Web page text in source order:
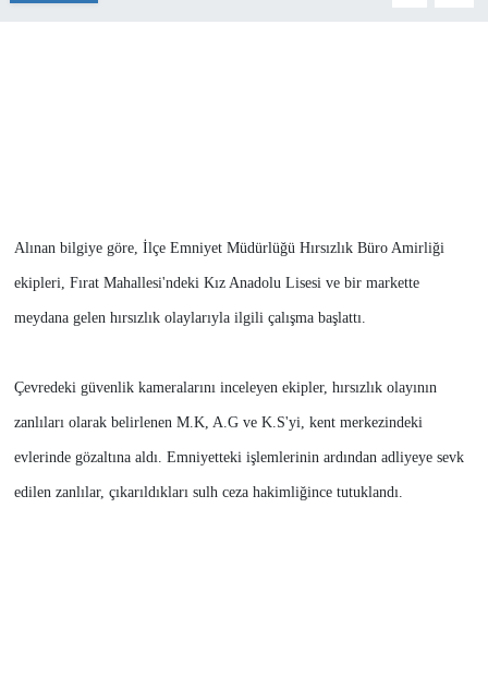
Alınan bilgiye göre, İlçe Emniyet Müdürlüğü Hırsızlık Büro Amirliği
ekipleri, Fırat Mahallesi'ndeki Kız Anadolu Lisesi ve bir markette
meydana gelen hırsızlık olaylarıyla ilgili çalışma başlattı.
Çevredeki güvenlik kameralarını inceleyen ekipler, hırsızlık olayının
zanlıları olarak belirlenen M.K, A.G ve K.S'yi, kent merkezindeki
evlerinde gözaltına aldı. Emniyetteki işlemlerinin ardından adliyeye sevk
edilen zanlılar, çıkarıldıkları sulh ceza hakimliğince tutuklandı.